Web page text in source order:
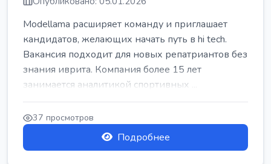
Modellama расширяет команду и приглашает
кандидатов, желающих начать путь в hi tech.
Вакансия подходит для новых репатриантов без
знания иврита. Компания более 15 лет
занимается аналитикой спортивных ...
37 просмотров
Подробнее